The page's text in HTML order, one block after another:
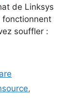
de Linksys
fonctionnent
souffler :
,